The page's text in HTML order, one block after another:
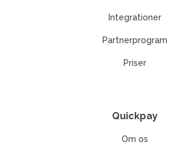
Integrationer
Partnerprogram
Priser
Quickpay
Om os